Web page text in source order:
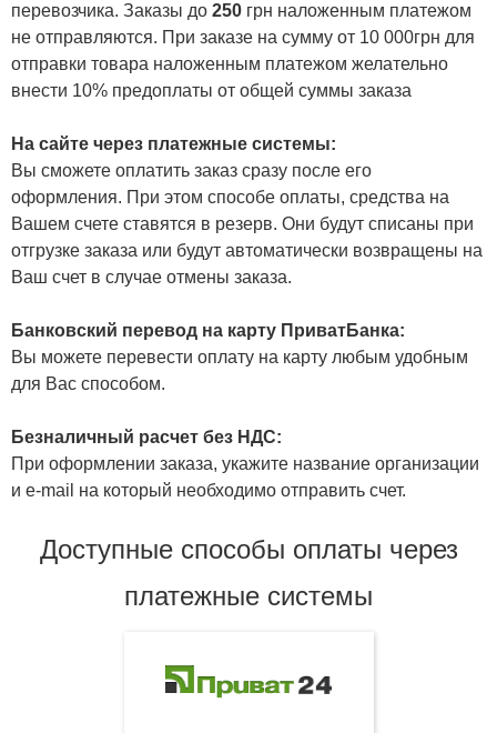
перевозчика. Заказы до 250 грн наложенным платежом
не отправляются. При заказе на сумму от 10 000грн для
отправки товара наложенным платежом желательно
внести 10% предоплаты от общей суммы заказа
На сайте через платежные системы:
Вы сможете оплатить заказ сразу после его
оформления. При этом способе оплаты, средства на
Вашем счете ставятся в резерв. Они будут списаны при
отгрузке заказа или будут автоматически возвращены на
Ваш счет в случае отмены заказа.
Банковский перевод на карту ПриватБанка:
Вы можете перевести оплату на карту любым удобным
для Вас способом.
Безналичный расчет без НДС:
При оформлении заказа, укажите название организации
и e-mail на который необходимо отправить счет.
Доступные способы оплаты через
платежные системы